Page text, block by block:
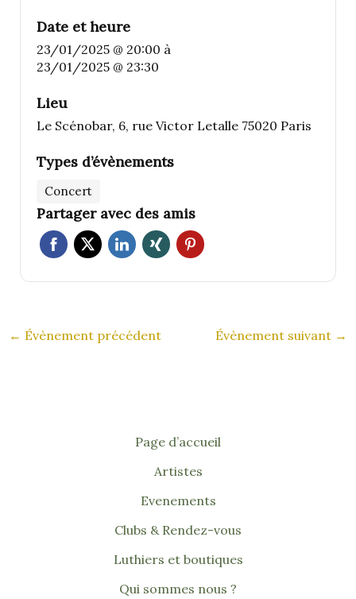
Date et heure
23/01/2025 @ 20:00 à
23/01/2025 @ 23:30
Lieu
Le Scénobar, 6, rue Victor Letalle 75020 Paris
Types d’évènements
Concert
Partager avec des amis
← Évènement précédent Évènement suivant →
Page d’accueil
Artistes
Evenements
Clubs & Rendez-vous
Luthiers et boutiques
Qui sommes nous ?